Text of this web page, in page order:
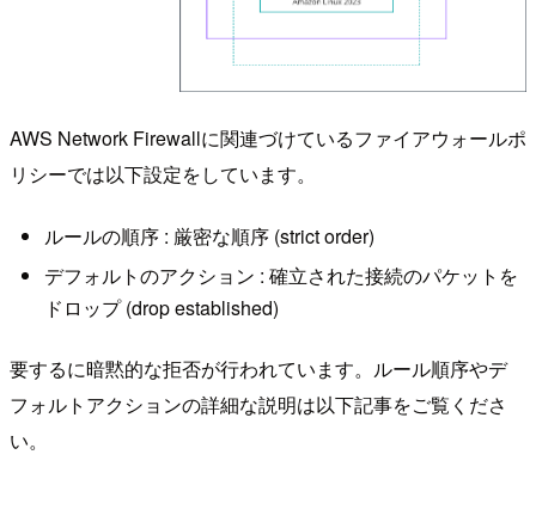
AWS Network Firewallに関連づけているファイアウォールポ
リシーでは以下設定をしています。
ルールの順序 : 厳密な順序 (strict order)
デフォルトのアクション : 確立された接続のパケットを
ドロップ (drop established)
要するに暗黙的な拒否が行われています。ルール順序やデ
フォルトアクションの詳細な説明は以下記事をご覧くださ
い。